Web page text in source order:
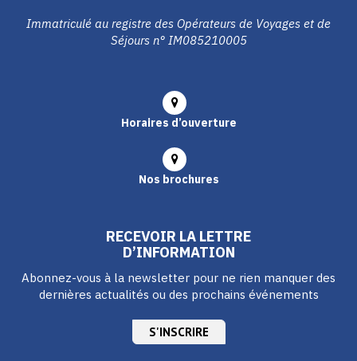
Immatriculé au registre des Opérateurs de Voyages et de
Séjours n° IM085210005
Horaires d’ouverture
Nos brochures
RECEVOIR LA LETTRE
D’INFORMATION
Abonnez-vous à la newsletter pour ne rien manquer des
dernières actualités ou des prochains événements
S'INSCRIRE